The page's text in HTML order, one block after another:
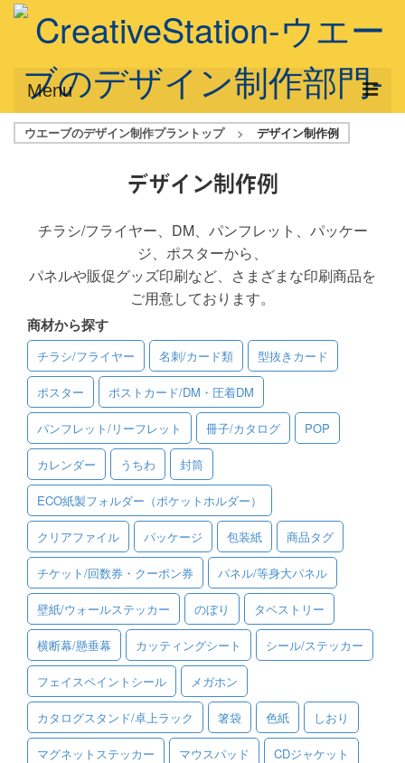
Menu
サービス概要
デザインプラン
フルデザイン
データ修正
写真からイラスト作成
デザイン制作例
ご利用料金
ご利用ガイド
ご利用の流れ
ご注文方法について
キャンセルについて
FAQ（よくあるご質問）
資料をダウンロード
ご利用規約
お見積り・お問合せ
ウエーブのデザイン制作プラントップ > デザイン制作例
デザイン制作例
チラシ/フライヤー、DM、パンフレット、パッケー
ジ、ポスターから、
パネルや販促グッズ印刷など、さまざまな印刷商品を
ご用意しております。
商材から探す
チラシ/フライヤー 名刺/カード類 型抜きカード
ポスター ポストカード/DM・圧着DM
パンフレット/リーフレット 冊子/カタログ POP
カレンダー うちわ 封筒
ECO紙製フォルダー（ポケットホルダー）
クリアファイル パッケージ 包装紙 商品タグ
チケット/回数券・クーポン券 パネル/等身大パネル
壁紙/ウォールステッカー のぼり タペストリー
横断幕/懸垂幕 カッティングシート シール/ステッカー
フェイスペイントシール メガホン
カタログスタンド/卓上ラック 箸袋 色紙 しおり
マグネットステッカー マウスパッド CDジャケット